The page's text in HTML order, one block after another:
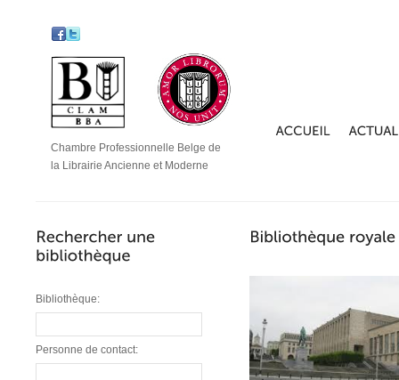
Chambre Professionnelle Belge de
la Librairie Ancienne et Moderne
Bibliothèque:
Personne de contact: